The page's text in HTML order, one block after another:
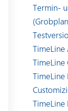
Termin-
TimeLine